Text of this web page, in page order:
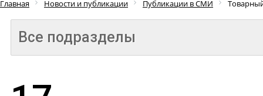
Главная Новости и публикации Публикации в СМИ
Все подразделы